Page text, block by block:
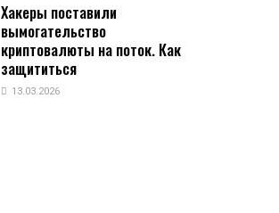
Хакеры поставили
вымогательство
криптовалюты на поток. Как
защититься
13.03.2026